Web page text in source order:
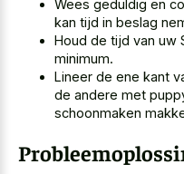
Wees geduldig en
kan tijd in beslag
Houd de tijd van uw
minimum.
Lineer de ene kant
de andere met
schoonmaken